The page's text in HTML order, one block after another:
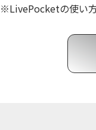
※LivePocketの使い